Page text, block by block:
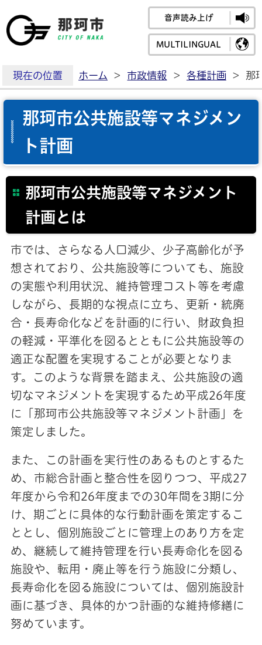
那珂市公式ホームペ
音声読み上げ
MULTILINGUAL
現在の位置 ホーム > 市政情報 > 各種計画 > 那
那珂市公共施設等マネジメン
ト計画
那珂市公共施設等マネジメント
計画とは
市では、さらなる人口減少、少子高齢化が予
想されており、公共施設等についても、施設
の実態や利用状況、維持管理コスト等を考慮
しながら、長期的な視点に立ち、更新・統廃
合・長寿命化などを計画的に行い、財政負担
の軽減・平準化を図るとともに公共施設等の
適正な配置を実現することが必要となりま
す。このような背景を踏まえ、公共施設の適
切なマネジメントを実現するため平成26年度
に「那珂市公共施設等マネジメント計画」を
策定しました。
また、この計画を実行性のあるものとするた
め、市総合計画と整合性を図りつつ、平成27
年度から令和26年度までの30年間を3期に分
け、期ごとに具体的な行動計画を策定するこ
ととし、個別施設ごとに管理上のあり方を定
め、継続して維持管理を行い長寿命化を図る
施設や、転用・廃止等を行う施設に分類し、
長寿命化を図る施設については、個別施設計
画に基づき、具体的かつ計画的な維持修繕に
努めています。